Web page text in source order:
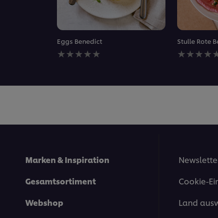
Eggs Benedict
Keine
Bewertungen
recipe
Stulle Rote
Keine
recipe
Marken & Inspiration
Gesamtsortiment
Webshop
Cookie-
Land